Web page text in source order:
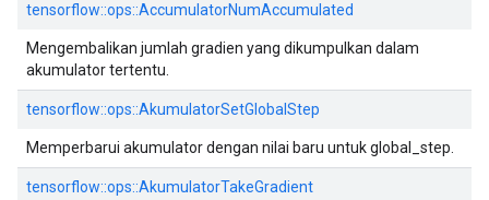
tensorflow::ops::AccumulatorNumAccumulated
Mengembalikan jumlah gradien yang dikumpulkan dalam
akumulator tertentu.
tensorflow::ops::AkumulatorSetGlobalStep
Memperbarui akumulator dengan nilai baru untuk global_step.
tensorflow::ops::AkumulatorTakeGradient